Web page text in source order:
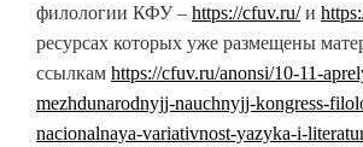
филологии КФУ – https://cfuv.ru/и
ресурсах которых уже размещены
ссылкам https://cfuv.ru/anonsi/10-11-
mezhdunarodnyjj-nauchnyjj-kongress-
nacionalnaya-variativnost-yazyka-i-